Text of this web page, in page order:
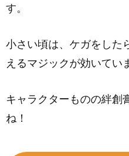
す。
小さい頃は、ケガをした
えるマジックが効いてい
キャラクターものの絆創
ね！